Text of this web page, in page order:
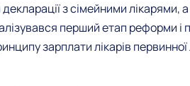
з сімейними лікарями,
перший етап реформи і
зарплати лікарів